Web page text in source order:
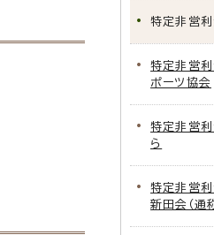
特定非営
特定非営
ポーツ協会
特定非営
ら
特定非営
新田会（通